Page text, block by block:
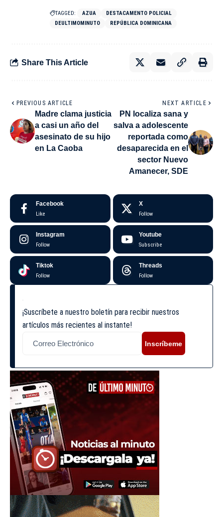
TAGGED: AZUA
DESTACAMENTO POLICIAL
DEULTIMOMINUTO
REPÚBLICA DOMINICANA
Share This Article
PREVIOUS ARTICLE
Madre clama justicia
a casi un año del
asesinato de su hijo
en La Caoba
NEXT ARTICLE
PN localiza sana y
salva a adolescente
reportada como
desaparecida en el
sector Nuevo
Amanecer, SDE
Facebook
Like
X
Follow
Instagram
Follow
Youtube
Subscribe
Tiktok
Follow
Threads
Follow
¡Suscríbete a nuestro boletín para recibir nuestros
artículos más recientes al instante!
Inscríbeme